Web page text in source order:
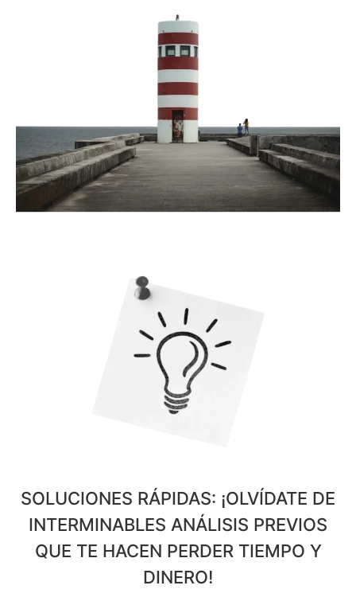
SOLUCIONES RÁPIDAS: ¡OLVÍDATE DE
INTERMINABLES ANÁLISIS PREVIOS
QUE TE HACEN PERDER TIEMPO Y
DINERO!